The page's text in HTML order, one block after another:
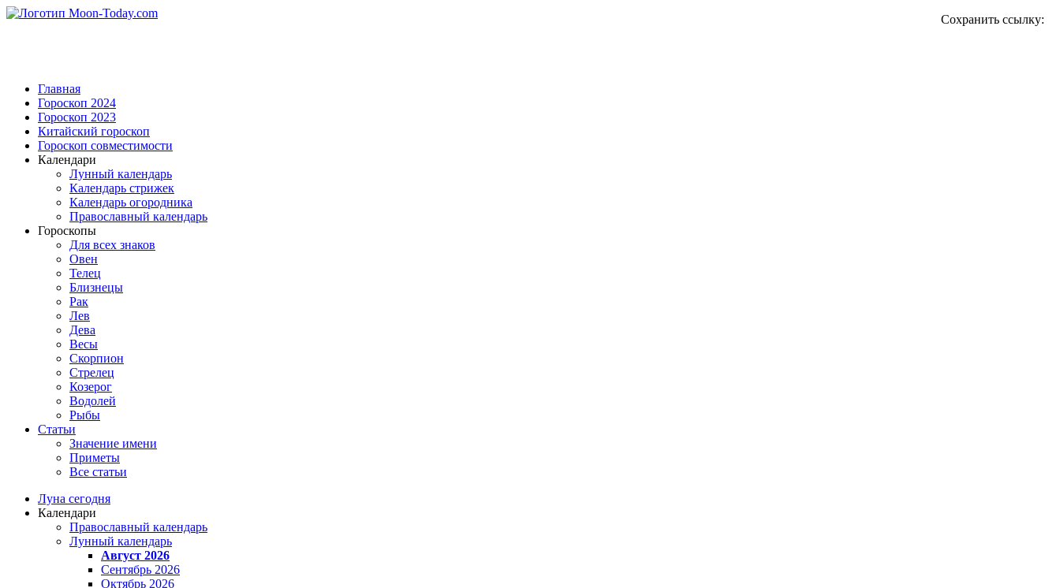
Сохранить ссылку:
Главная
Гороскоп 2024
Гороскоп 2023
Китайский гороскоп
Гороскоп совместимости
Календари
Лунный календарь
Календарь стрижек
Календарь огородника
Православный календарь
Гороскопы
Для всех знаков
Овен
Телец
Близнецы
Рак
Лев
Дева
Весы
Скорпион
Стрелец
Козерог
Водолей
Рыбы
Статьи
Значение имени
Приметы
Все статьи
Луна сегодня
Календари
Православный календарь
Лунный календарь
Август 2026
Сентябрь 2026
Октябрь 2026